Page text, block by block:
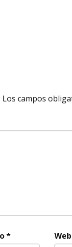
Los campos
* Web